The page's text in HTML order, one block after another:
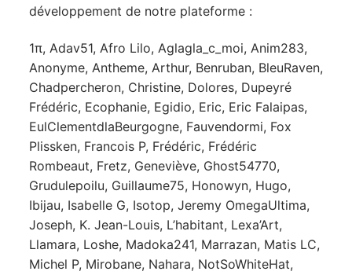
développement de notre plateforme :
1π, Adav51, Afro Lilo, Aglagla_c_moi, Anim283,
Anonyme, Antheme, Arthur, Benruban, BleuRaven,
Chadpercheron, Christine, Dolores, Dupeyré
Frédéric, Ecophanie, Egidio, Eric, Eric Falaipas,
EulClementdlaBeurgogne, Fauvendormi, Fox
Plissken, Francois P, Frédéric, Frédéric
Rombeaut, Fretz, Geneviève, Ghost54770,
Grudulepoilu, Guillaume75, Honowyn, Hugo,
Ibijau, Isabelle G, Isotop, Jeremy OmegaUltima,
Joseph, K. Jean-Louis, L’habitant, Lexa’Art,
Llamara, Loshe, Madoka241, Marrazan, Matis LC,
Michel P, Mirobane, Nahara, NotSoWhiteHat,